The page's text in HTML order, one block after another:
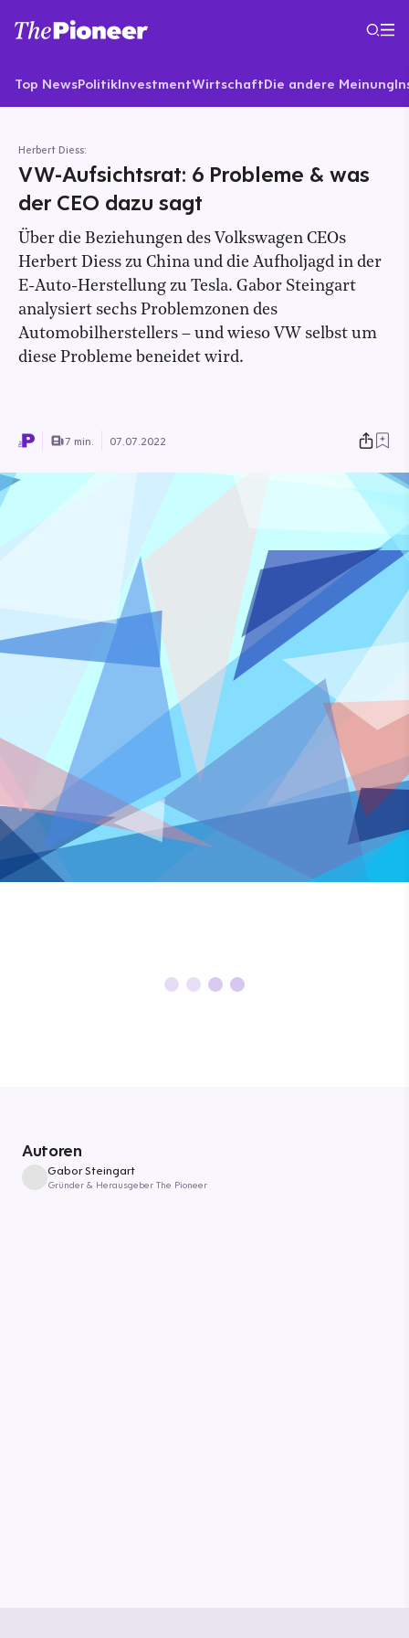
Top NewsPolitikInvestmentWirtschaftDie andere Meinung
Herbert Diess:
VW-Aufsichtsrat: 6 Probleme & was
der CEO dazu sagt
Über die Beziehungen des Volkswagen CEOs
Herbert Diess zu China und die Aufholjagd in der
E-Auto-Herstellung zu Tesla. Gabor Steingart
analysiert sechs Problemzonen des
Automobilherstellers – und wieso VW selbst um
diese Probleme beneidet wird.
7 min. 07.07.2022
Autoren
Gabor Steingart
Gründer & Herausgeber The Pioneer